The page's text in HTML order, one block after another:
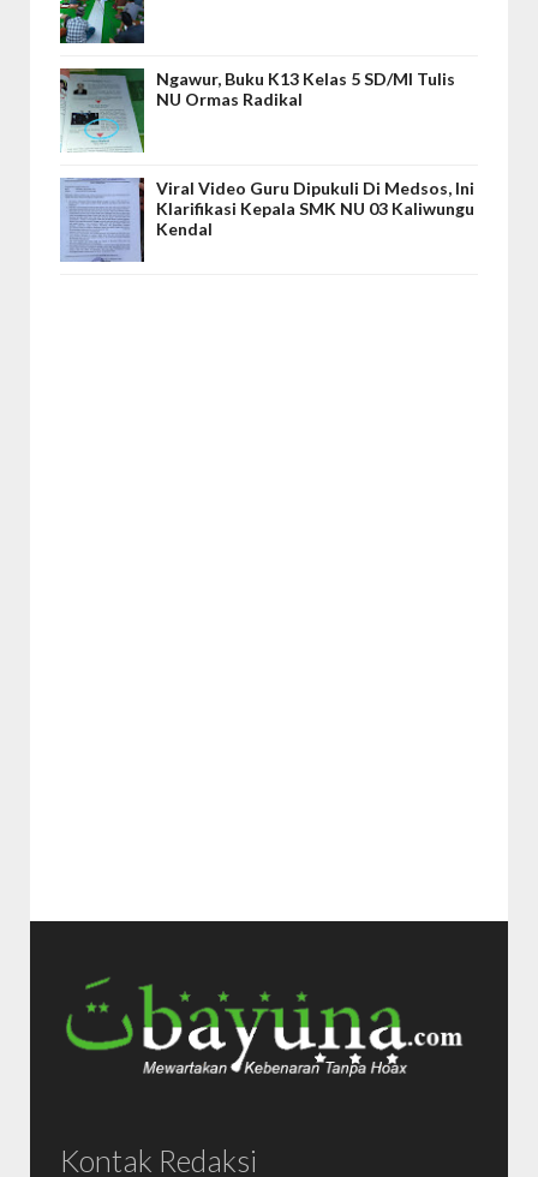
Ngawur, Buku K13 Kelas 5 SD/MI Tulis
NU Ormas Radikal
Viral Video Guru Dipukuli Di Medsos, Ini
Klarifikasi Kepala SMK NU 03 Kaliwungu
Kendal
Kontak Redaksi